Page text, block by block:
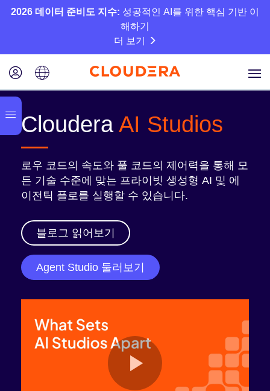
2026 데이터 준비도 지수: 성공적인 AI를 위한 핵심 기반 이
해하기
더 보기
ClouderaAI Studios
로우 코드의 속도와 풀 코드의 제어력을 통해 모
든 기술 수준에 맞는 프라이빗 생성형 AI 및 에
이전틱 플로를 실행할 수 있습니다.
블로그 읽어보기
Agent Studio 둘러보기